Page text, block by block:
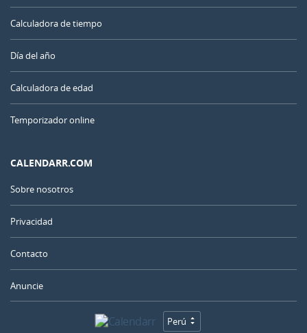
Calculadora de tiempo
Día del año
Calculadora de edad
Temporizador online
CALENDARR.COM
Sobre nosotros
Privacidad
Contacto
Anuncie
Perú